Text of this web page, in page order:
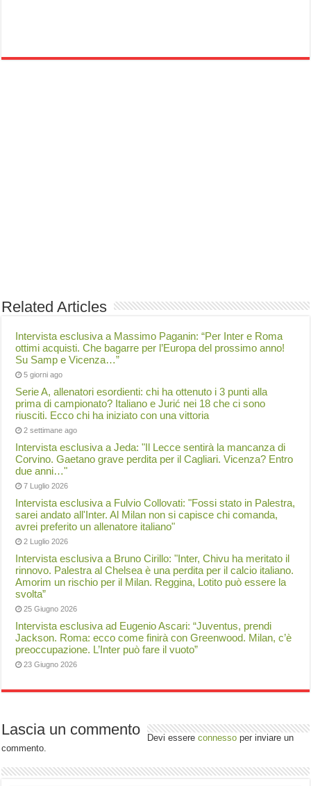
Related Articles
Intervista esclusiva a Massimo Paganin: “Per Inter e Roma
ottimi acquisti. Che bagarre per l’Europa del prossimo anno!
Su Samp e Vicenza…”
5 giorni ago
Serie A, allenatori esordienti: chi ha ottenuto i 3 punti alla
prima di campionato? Italiano e Jurić nei 18 che ci sono
riusciti. Ecco chi ha iniziato con una vittoria
2 settimane ago
Intervista esclusiva a Jeda: "Il Lecce sentirà la mancanza di
Corvino. Gaetano grave perdita per il Cagliari. Vicenza? Entro
due anni…"
7 Luglio 2026
Intervista esclusiva a Fulvio Collovati: "Fossi stato in Palestra,
sarei andato all'Inter. Al Milan non si capisce chi comanda,
avrei preferito un allenatore italiano"
2 Luglio 2026
Intervista esclusiva a Bruno Cirillo: "Inter, Chivu ha meritato il
rinnovo. Palestra al Chelsea è una perdita per il calcio italiano.
Amorim un rischio per il Milan. Reggina, Lotito può essere la
svolta”
25 Giugno 2026
Intervista esclusiva ad Eugenio Ascari: “Juventus, prendi
Jackson. Roma: ecco come finirà con Greenwood. Milan, c’è
preoccupazione. L’Inter può fare il vuoto”
23 Giugno 2026
Lascia un commento Devi essereconnesso per inviare un
commento.